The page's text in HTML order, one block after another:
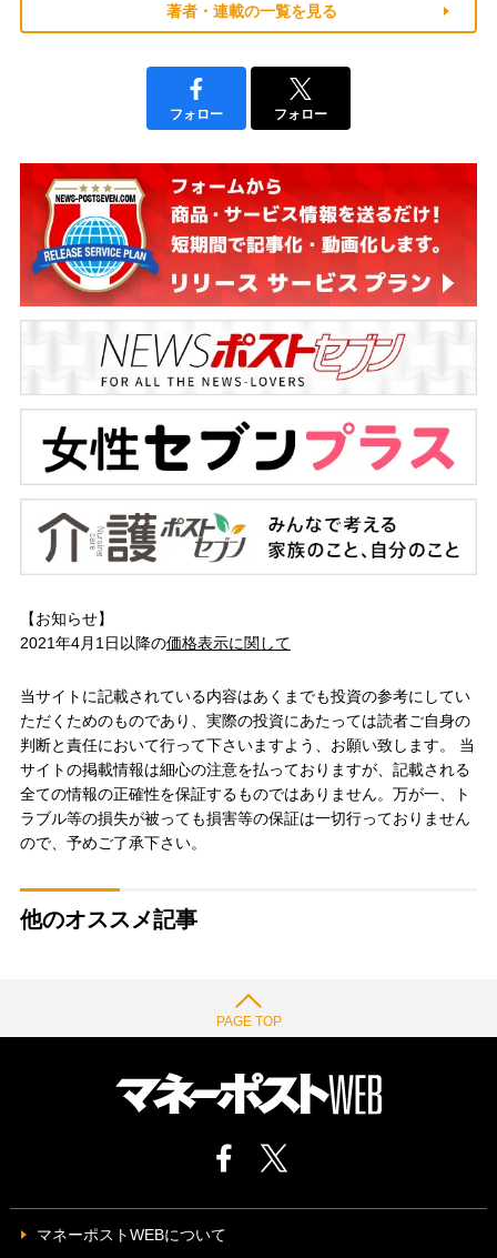
著者・連載の一覧を見る
フォロー フォロー
【お知らせ】
2021年4月1日以降の価格表示に関して
当サイトに記載されている内容はあくまでも投資の参考にしてい
ただくためのものであり、実際の投資にあたっては読者ご自身の
判断と責任において行って下さいますよう、お願い致します。 当
サイトの掲載情報は細心の注意を払っておりますが、記載される
全ての情報の正確性を保証するものではありません。万が一、ト
ラブル等の損失が被っても損害等の保証は一切行っておりません
ので、予めご了承下さい。
他のオススメ記事
PAGE TOP
マネーポストWEBについて